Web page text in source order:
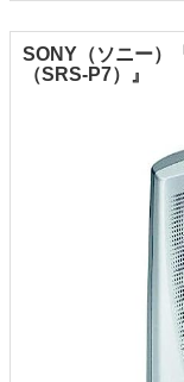
SONY（ソニー）
（SRS-P7）』